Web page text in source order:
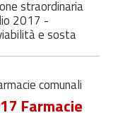
straordinaria
2017 -
e sosta
comunali
Farmacie